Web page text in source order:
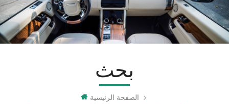
بحث
الصفحة الرئيسية